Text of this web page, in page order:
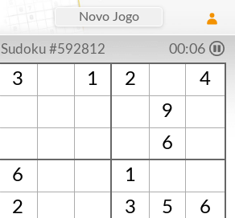
Novo Jogo
Sudoku #592812 00:06
3 1 2
4
9
6
6
1
2 3 5
6